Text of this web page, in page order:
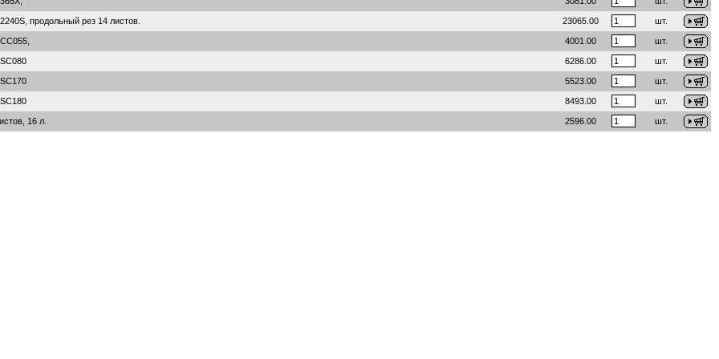
продольный рез 14 листов. 23065.00 шт.
4001.00 шт.
6286.00 шт.
5523.00 шт.
8493.00 шт.
16 л. 2596.00 шт.